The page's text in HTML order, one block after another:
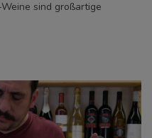
sind großartige